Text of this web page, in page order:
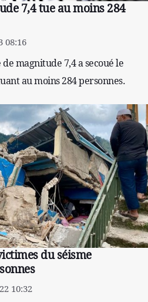
7,4 tue au moins 284
08:16
magnitude 7,4 a secoué le
au moins 284 personnes.
du séisme
10:32